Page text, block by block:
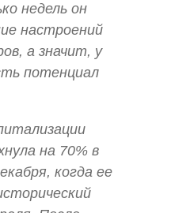
недель он
настроений
а значит, у
потенциал
на 70% в
когда ее